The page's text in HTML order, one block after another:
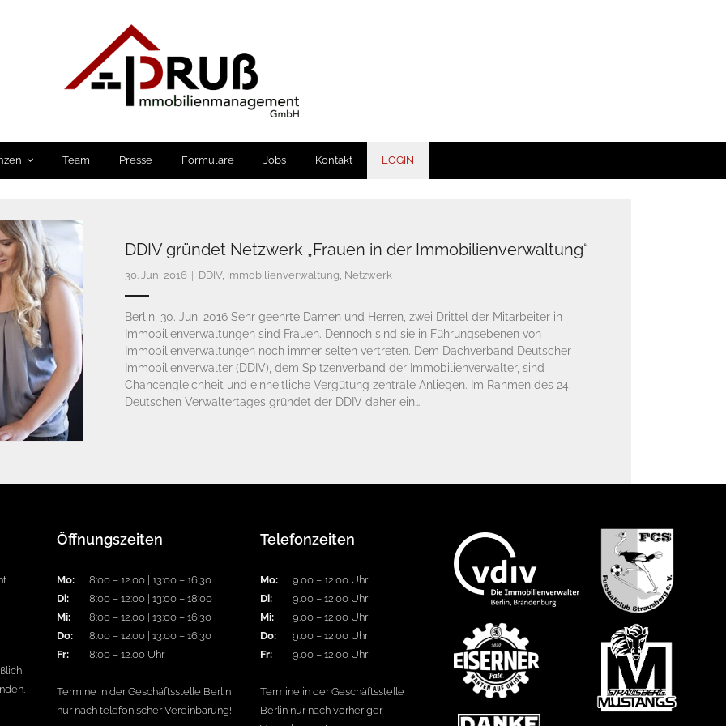
Team Presse Formulare Jobs Kontakt LOGIN
DDIV gründet Netzwerk „Frauen in der Immobilienverwaltung“
30. Juni 2016 DDIV, Immobilienverwaltung Netzwerk
Berlin, 30. Juni 2016 Sehr geehrte Damen und Herren, zwei Drittel der Mitarbeiter in
Immobilienverwaltungen sind Frauen. Dennoch sind sie in Führungsebenen von
Immobilienverwaltungen noch immer selten vertreten. Dem Dachverband Deutscher
Immobilienverwalter (DDIV), dem Spitzenverband der Immobilienverwalter, sind
Chancengleichheit und einheitliche Vergütung zentrale Anliegen. Im Rahmen des 24.
Deutschen Verwaltertages gründet der DDIV daher ein…
Öffnungszeiten
Mo:
8:00 – 12.00 | 13:00 – 16:30
Di:
8:00 – 12:00 | 13:00 – 18:00
Mi:
8:00 – 12.00 | 13:00 – 16:30
Do:
8:00 – 12:00 | 13:00 – 16:30
Fr:
8:00 – 12.00 Uhr
Termine in der Geschäftsstelle Berlin
nur nach telefonischer Vereinbarung!
Telefonzeiten
Mo:
9.00 – 12.00 Uhr
Di:
9.00 – 12.00 Uhr
Mi:
9.00 – 12.00 Uhr
Do:
9.00 – 12.00 Uhr
Fr:
9.00 – 12.00 Uhr
Termine in der Geschäftsstelle
Berlin nur nach vorheriger